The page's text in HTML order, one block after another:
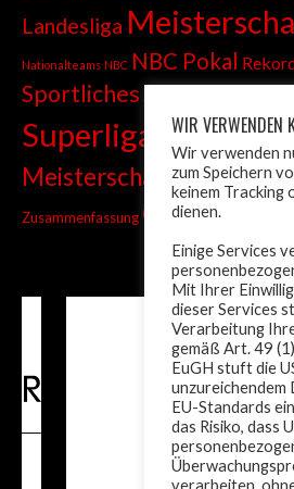
Landesliga
Nationalteams NBC NBC Pokal
SportlichesSprint
Superliga Tandem
Meisterschaft Trainer Turnier
Zusammenfassung ÖM Österreich
WIR VERWENDEN
Wir verwenden
zum Speichern
keinem Tracking
dienen.
Einige Services
Mit Ihrer
dieser Services
Verarbeitung
gemäß Art. 49
EuGH stuft die
unzureichendem
EU-Standards
das Risiko, dass
verarbeiten,